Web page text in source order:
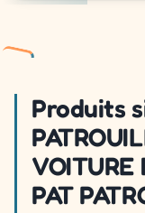
Produits
VOITURE
PAT